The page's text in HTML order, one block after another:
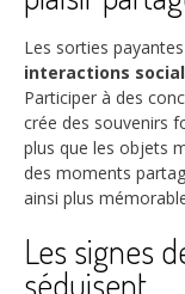
Les sorties
interactions
Participer à des
crée des souvenirs
plus que les objets
des moments
ainsi plus
Les signes
séduisent